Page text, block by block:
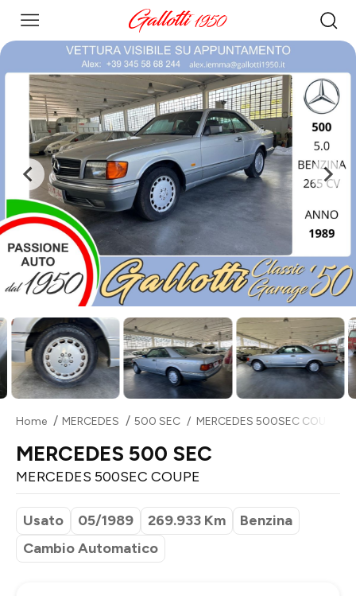
Home MERCEDES 500 SEC MERCEDES 500SEC COUPE
MERCEDES 500 SEC
MERCEDES 500SEC COUPE
Usato 05/1989 269.933 Km
Benzina
Cambio Automatico